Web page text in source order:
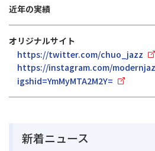
近年の実績
オリジナルサイト
https://twitter.com/chuo_jazz
https://instagram.com/
igshid=YmMyMTA2M2Y=
新着ニュース